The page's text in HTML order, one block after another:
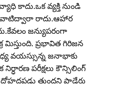
కాదు.ఒక వ్యక్తి నుండి
వాటిద్వారా రాదు.ఆహార
జన్యుపరంగా
మిస్తుంది. ప్రభావిత గిరిజన
వయస్సున్న జనాభాకు
పరీక్షలు కౌన్సిలింగ్‌
తుందని పాడేరు